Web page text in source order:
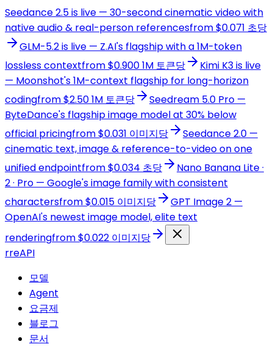
Seedance 2.5 is live — 30-second cinematic video with
native audio & real-person referencesfrom $0.071 초당
GLM-5.2 is live — Z.AI's flagship with a 1M-token
lossless contextfrom $0.900 1M 토큰당
Kimi K3 is live
— Moonshot's 1M-context flagship for long-horizon
codingfrom $2.50 1M 토큰당
Seedream 5.0 Pro —
ByteDance's flagship image model at 30% below
official pricingfrom $0.031 이미지당
Seedance 2.0 —
cinematic text, image & reference-to-video on one
unified endpointfrom $0.034 초당
Nano Banana Lite ·
2 · Pro — Google's image family with consistent
charactersfrom $0.015 이미지당
GPT Image 2 —
OpenAI's newest image model, elite text
renderingfrom $0.022 이미지당
rreAPI
모델
Agent
요금제
블로그
문서